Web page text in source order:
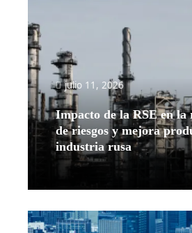
julio 11, 2026
Impacto de la RSE en la
de riesgos y mejora
industria rusa
Leer más